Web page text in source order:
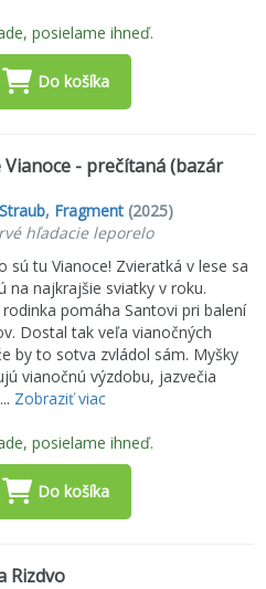
posielame ihneď.
Do košíka
Vianoce - prečítaná (bazár
, Fragment (2025)
hľadacie leporelo
sú tu Vianoce! Zvieratká v lese sa
na najkrajšie sviatky v roku.
pomáha Santovi pri balení
Dostal tak veľa vianočných
by to sotva zvládol sám. Myšky
vianočnú výzdobu, jazvečia
Zobraziť viac
posielame ihneď.
Do košíka
Rizdvo